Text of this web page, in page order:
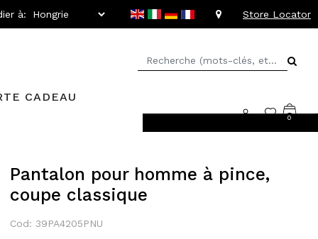
à: Store Locator
CADEAU
0
Pantalon pour homme à pince,
coupe classique
Cod: 39PA4205PNU